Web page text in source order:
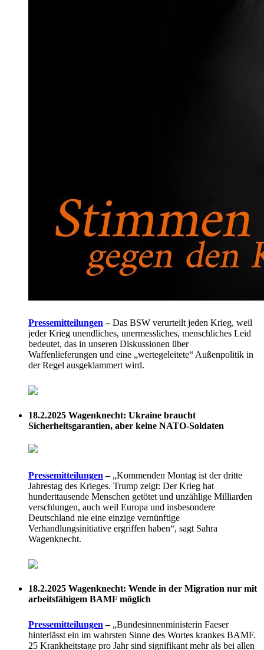
Pressemitteilungen–Das BSW verurteilt jeden Krieg, weil
jeder Krieg unendliches, unermessliches, menschliches Leid
bedeutet, das in unseren Diskussionen über
Waffenlieferungen und eine „wertegeleitete“ Außenpolitik in
der Regel ausgeklammert wird.
18.2.2025 Wagenknecht: Ukraine braucht
Sicherheitsgarantien, aber keine NATO-Soldaten
Pressemitteilungen –„Kommenden Montag ist der dritte
Jahrestag des Krieges. Trump zeigt: Der Krieg hat
hunderttausende Menschen getötet und unzählige Milliarden
verschlungen, auch weil Europa und insbesondere
Deutschland nie eine einzige vernünftige
Verhandlungsinitiative ergriffen haben“, sagt Sahra
Wagenknecht.
18.2.2025 Wagenknecht: Wende in der Migration nur mit
arbeitsfähigem BAMF möglich
Pressemitteilungen –„Bundesinnenministerin Faeser
hinterlässt ein im wahrsten Sinne des Wortes krankes BAMF.
25 Krankheitstage pro Jahr sind signifikant mehr als bei allen